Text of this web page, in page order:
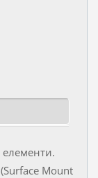
елементи.
Mount